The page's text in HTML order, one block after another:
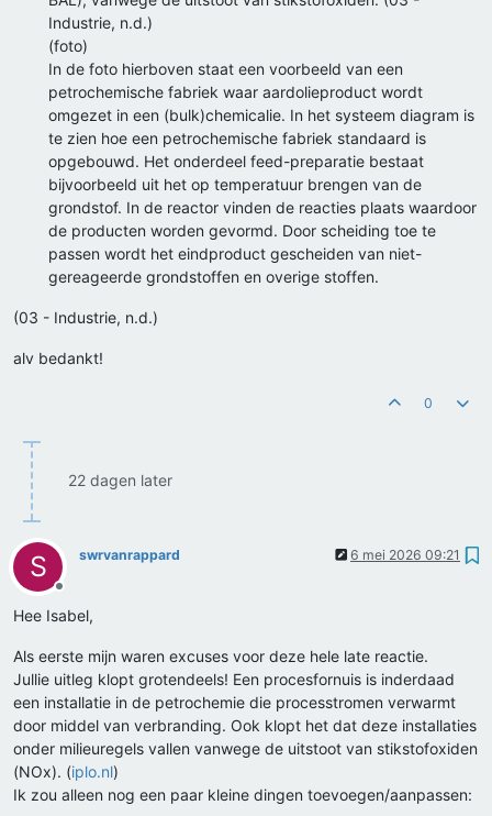
Industrie, n.d.)
(foto)
In de foto hierboven staat een voorbeeld van een
petrochemische fabriek waar aardolieproduct wordt
omgezet in een (bulk)chemicalie. In het systeem diagram is
te zien hoe een petrochemische fabriek standaard is
opgebouwd. Het onderdeel feed-preparatie bestaat
bijvoorbeeld uit het op temperatuur brengen van de
grondstof. In de reactor vinden de reacties plaats waardoor
de producten worden gevormd. Door scheiding toe te
passen wordt het eindproduct gescheiden van niet-
gereageerde grondstoffen en overige stoffen.
(03 - Industrie, n.d.)
alv bedankt!
0
22 dagen later
S
Offline
swrvanrappard 6 mei 2026 09:21
Hee Isabel,
Als eerste mijn waren excuses voor deze hele late reactie.
Jullie uitleg klopt grotendeels! Een procesfornuis is inderdaad
een installatie in de petrochemie die processtromen verwarmt
door middel van verbranding. Ook klopt het dat deze installaties
onder milieuregels vallen vanwege de uitstoot van stikstofoxiden
(NOx). (iplo.nl)
Ik zou alleen nog een paar kleine dingen toevoegen/aanpassen: